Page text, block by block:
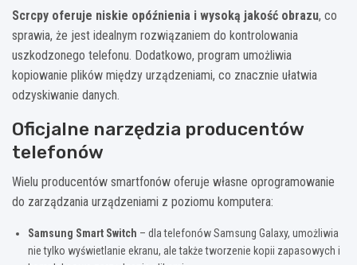
Scrcpy oferuje niskie opóźnienia i wysoką jakość obrazu, co
sprawia, że jest idealnym rozwiązaniem do kontrolowania
uszkodzonego telefonu. Dodatkowo, program umożliwia
kopiowanie plików między urządzeniami, co znacznie ułatwia
odzyskiwanie danych.
Oficjalne narzędzia producentów
telefonów
Wielu producentów smartfonów oferuje własne oprogramowanie
do zarządzania urządzeniami z poziomu komputera:
Samsung Smart Switch – dla telefonów Samsung Galaxy, umożliwia
nie tylko wyświetlanie ekranu, ale także tworzenie kopii zapasowych i